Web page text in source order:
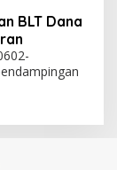
BLT Dana